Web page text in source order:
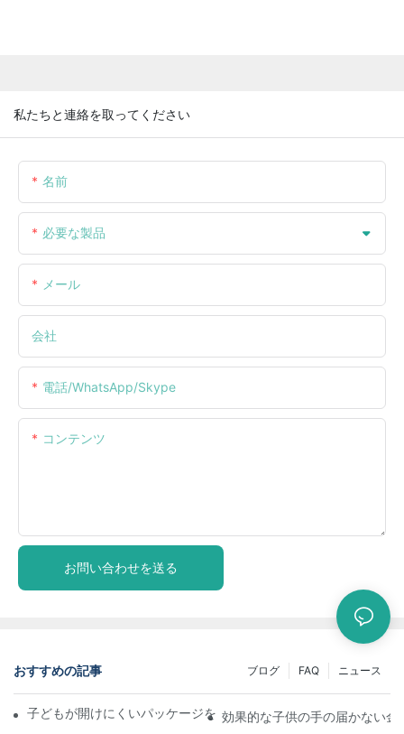
私たちと連絡を取ってください
名前
必要な製品
メール
会社
電話/WhatsApp/Skype
コンテンツ
お問い合わせを送る
おすすめの記事 ニュース
FAQ
ブログ
子どもが開けにくいパッケージを理解する：子どもの安全を確保
効果的な子供の手の届かない金